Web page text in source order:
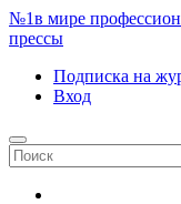
№1в мире
прессы
Подписка на
Вход